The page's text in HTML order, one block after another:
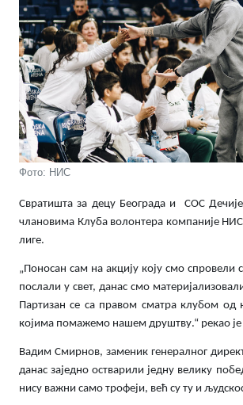
Фото: НИС
Свратишта за децу Београда и СОС
члановима Клуба волонтера компаније
лиге.
„Поносан сам на акцију коју смо
послали у свет, данас смо
Партизан се са правом сматра клубом од
којима помажемо нашем друштву.“ рекао
Вадим Смирнов, заменик генералног
данас заједно остварили једну велику
нису важни само трофеји, већ су ту и